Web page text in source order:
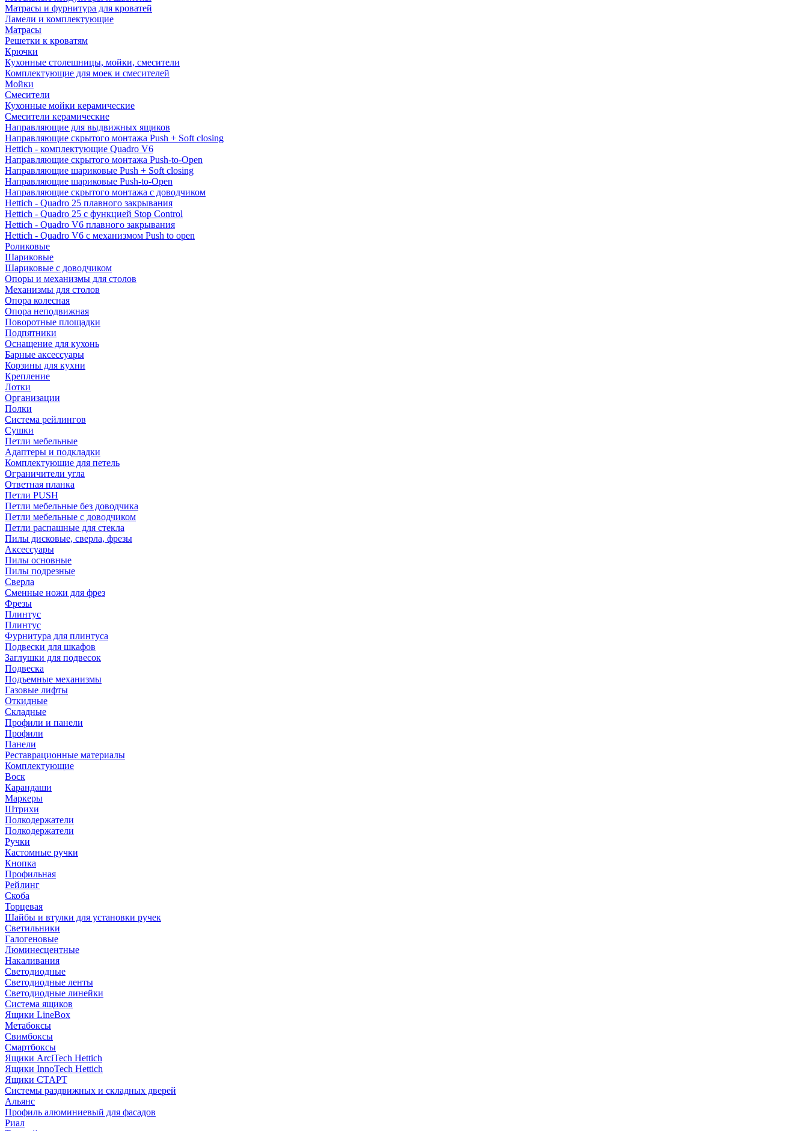
Матрасы и фурнитура для кроватей
Ламели и комплектующие
Матрасы
Решетки к кроватям
Крючки
Кухонные столешницы, мойки, смесители
Комплектующие для моек и смесителей
Мойки
Смесители
Кухонные мойки керамические
Смесители керамические
Направляющие для выдвижных ящиков
Направляющие скрытого монтажа Push + Soft closing
Hettich - комплектующие Quadro V6
Направляющие скрытого монтажа Push-to-Open
Направляющие шариковые Push + Soft closing
Направляющие шариковые Push-to-Open
Направляющие скрытого монтажа с доводчиком
Hettich - Quadro 25 плавного закрывания
Hettich - Quadro 25 с функцией Stop Control
Hettich - Quadro V6 плавного закрывания
Hettich - Quadro V6 с механизмом Push to open
Роликовые
Шариковые
Шариковые с доводчиком
Опоры и механизмы для столов
Механизмы для столов
Опора колесная
Опора неподвижная
Поворотные площадки
Подпятники
Оснащение для кухонь
Барные аксессуары
Корзины для кухни
Крепление
Лотки
Организации
Полки
Система рейлингов
Сушки
Петли мебельные
Адаптеры и подкладки
Комплектующие для петель
Ограничители угла
Ответная планка
Петли PUSH
Петли мебельные без доводчика
Петли мебельные с доводчиком
Петли распашные для стекла
Пилы дисковые, сверла, фрезы
Аксессуары
Пилы основные
Пилы подрезные
Сверла
Сменные ножи для фрез
Фрезы
Плинтус
Плинтус
Фурнитура для плинтуса
Подвески для шкафов
Заглушки для подвесок
Подвеска
Подъемные механизмы
Газовые лифты
Откидные
Складные
Профили и панели
Профили
Панели
Реставрационные материалы
Комплектующие
Воск
Карандаши
Маркеры
Штрихи
Полкодержатели
Полкодержатели
Ручки
Кастомные ручки
Кнопка
Профильная
Рейлинг
Скоба
Торцевая
Шайбы и втулки для установки ручек
Светильники
Галогеновые
Люминесцентные
Накаливания
Светодиодные
Светодиодные ленты
Светодиодные линейки
Система ящиков
Ящики LineBox
Метабоксы
Свимбоксы
Смартбоксы
Ящики ArciTech Hettich
Ящики InnoTech Hettich
Ящики СТАРТ
Системы раздвижных и складных дверей
Альянс
Профиль алюминиевый для фасадов
Риал